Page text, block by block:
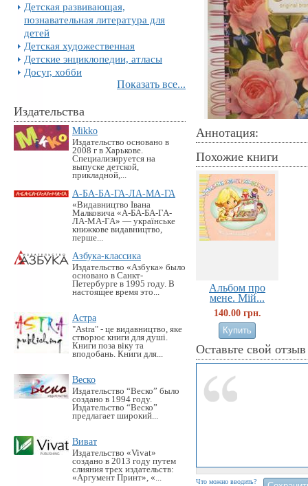
Детская развивающая,
познавательная литература для
детей
Детская художественная
Детские энциклопедии, атласы
Досуг, хобби
Показать все...
Издательства
Mikko
Издательство основано в
2008 г в Харькове.
Специализируется на
выпуске детской,
прикладной,...
А-БА-БА-ГА-ЛА-МА-ГА
«Видавництво Івана
Малковича «А-БА-БА-ГА-
ЛА-МА-ГА» — українське
книжкове видавництво,
перше...
Азбука-классика
Издательство «Азбука» было
основано в Санкт-
Петербурге в 1995 году. В
настоящее время это...
Астра
"Astra" - це видавництво, яке
створює книги для душі.
Книги поза віку та
вподобань. Книги для...
Веско
Издательство “Веско” было
создано в 1994 году.
Издательство “Веско”
предлагает широкий...
Виват
Издательство «Vivat»
создано в 2013 году путем
слияния трех издательств:
«Аргумент Принт», «...
Аннотация:
Похожие книги
Альбом про
мене. Мій...
140.00 грн.
Оставьте свой отзыв
Что можно вводить?